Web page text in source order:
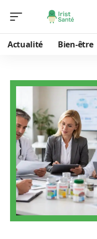
Actualité Bien-être